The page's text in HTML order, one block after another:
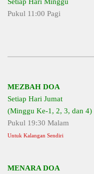
Pukul 11:00 Pagi
MEZBAH DOA
Setiap Hari Jumat
(Minggu Ke-1, 2, 3, dan 4)
Pukul 19:30 Malam
Untuk Kalangan Sendiri
MENARA DOA